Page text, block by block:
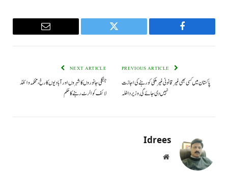
Facebook
Twitter
Email
پاکستان میں کسی بھی غیرقانونی غیر ملکی کو رہنےکی اجازت
نہیں دی جائے گی, وزیرداخلہ
NEXT ARTICLE
جنگلی جانوروں کا شہروں اور آبادیوں کا رخ ،محکمہ وائلڈ
لائف کو الرٹ رہنے کا حکم
Idrees
Website